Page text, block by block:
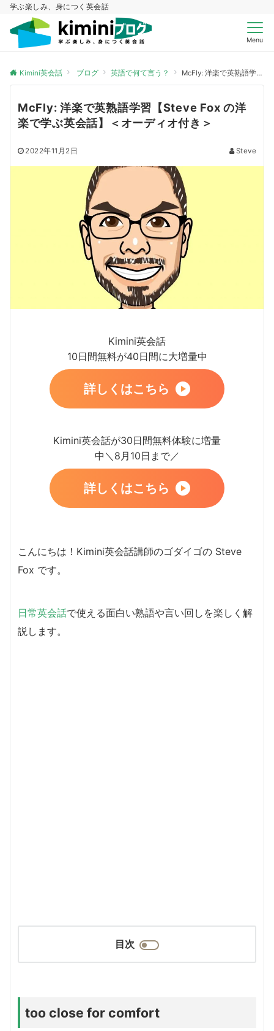
学ぶ楽しみ、身につく英会話
Menu
Kimini英会話 ブログ 英語で何て言う？ McFly: 洋楽で英熟語学習【Steve Fox の洋楽で学ぶ英会話】＜オーディオ付き＞
McFly: 洋楽で英熟語学習【Steve Fox の洋
楽で学ぶ英会話】＜オーディオ付き＞
2022年11月2日 Steve
Kimini英会話
10日間無料が40日間に大増量中
詳しくはこちら
Kimini英会話が30日間無料体験に増量
中＼8月10日まで／
詳しくはこちら
こんにちは！Kimini英会話講師のゴダイゴの Steve
Fox です。
日常英会話で使える面白い熟語や言い回しを楽しく解
説します。
目次
too close for comfort